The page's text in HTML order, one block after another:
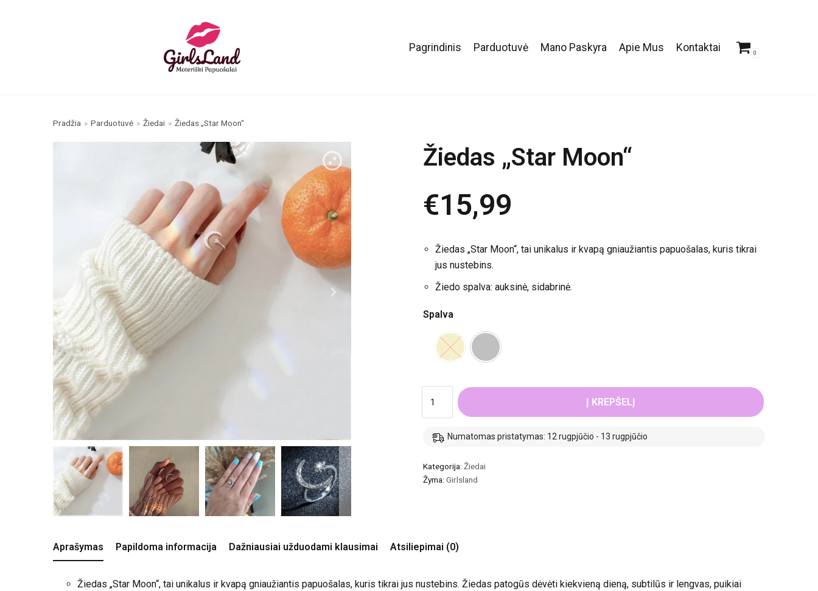
Pagrindinis Parduotuvė Mano Paskyra Apie Mus Kontaktai 0
Pradžia » Parduotuvė » Žiedai » Žiedas „Star Moon“
Žiedas „Star Moon“
€15,99
Žiedas „Star Moon“, tai unikalus ir kvapą gniaužiantis papuošalas, kuris tikrai
jus nustebins.
Žiedo spalva: auksinė, sidabrinė.
Spalva
Į KREPŠELĮ
Numatomas pristatymas: 12 rugpjūčio - 13 rugpjūčio
Kategorija:Žiedai
Žyma:Girlsland
Aprašymas Papildoma informacija Dažniausiai užduodami klausimai Atsiliepimai (0)
Žiedas „Star Moon“, tai unikalus ir kvapą gniaužiantis papuošalas, kuris tikrai jus nustebins. Žiedas patogūs dėvėti kiekvieną dieną, subtilūs ir lengvas, puikiai